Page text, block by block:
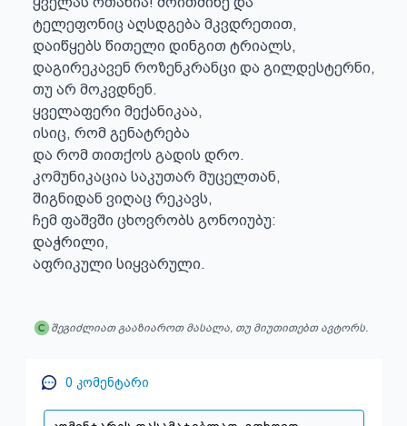
ტელეფონიც აღსდგება მკვდრეთით,
დაიწყებს წითელი დინგით ტრიალს,
დაგირეკავენ როზენკრანცი და გილდესტერნი,
თუ არ მოკვდნენ.
ყველაფერი მექანიკაა,
ისიც, რომ გენატრება
და რომ თითქოს გადის დრო.
კომუნიკაცია საკუთარ მუცელთან,
შიგნიდან ვიღაც რეკავს,
ჩემ ფაშვში ცხოვრობს გონოიუბუ:
დაჭრილი,
აფრიკული სიყვარული.
შეგიძლიათ გააზიაროთ მასალა, თუ მიუთითებთ ავტორს.
0 კომენტარი